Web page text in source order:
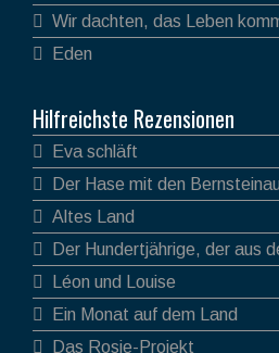
Wir dachten, das Leben
Eden
Hilfreichste Rezensionen
Eva schläft
Der Hase mit den
Altes Land
Der Hundertjährige, der aus
verschwand
Léon und Louise
Ein Monat auf dem Land
Das Rosie-Projekt